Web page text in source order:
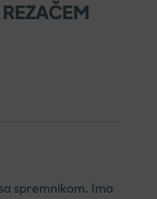
spremnikom. Ima